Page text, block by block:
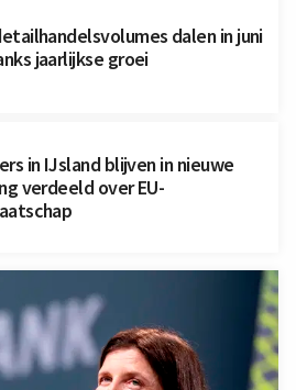
dalen in juni
jaarlijkse groei
in IJsland blijven in nieuwe
verdeeld over EU-